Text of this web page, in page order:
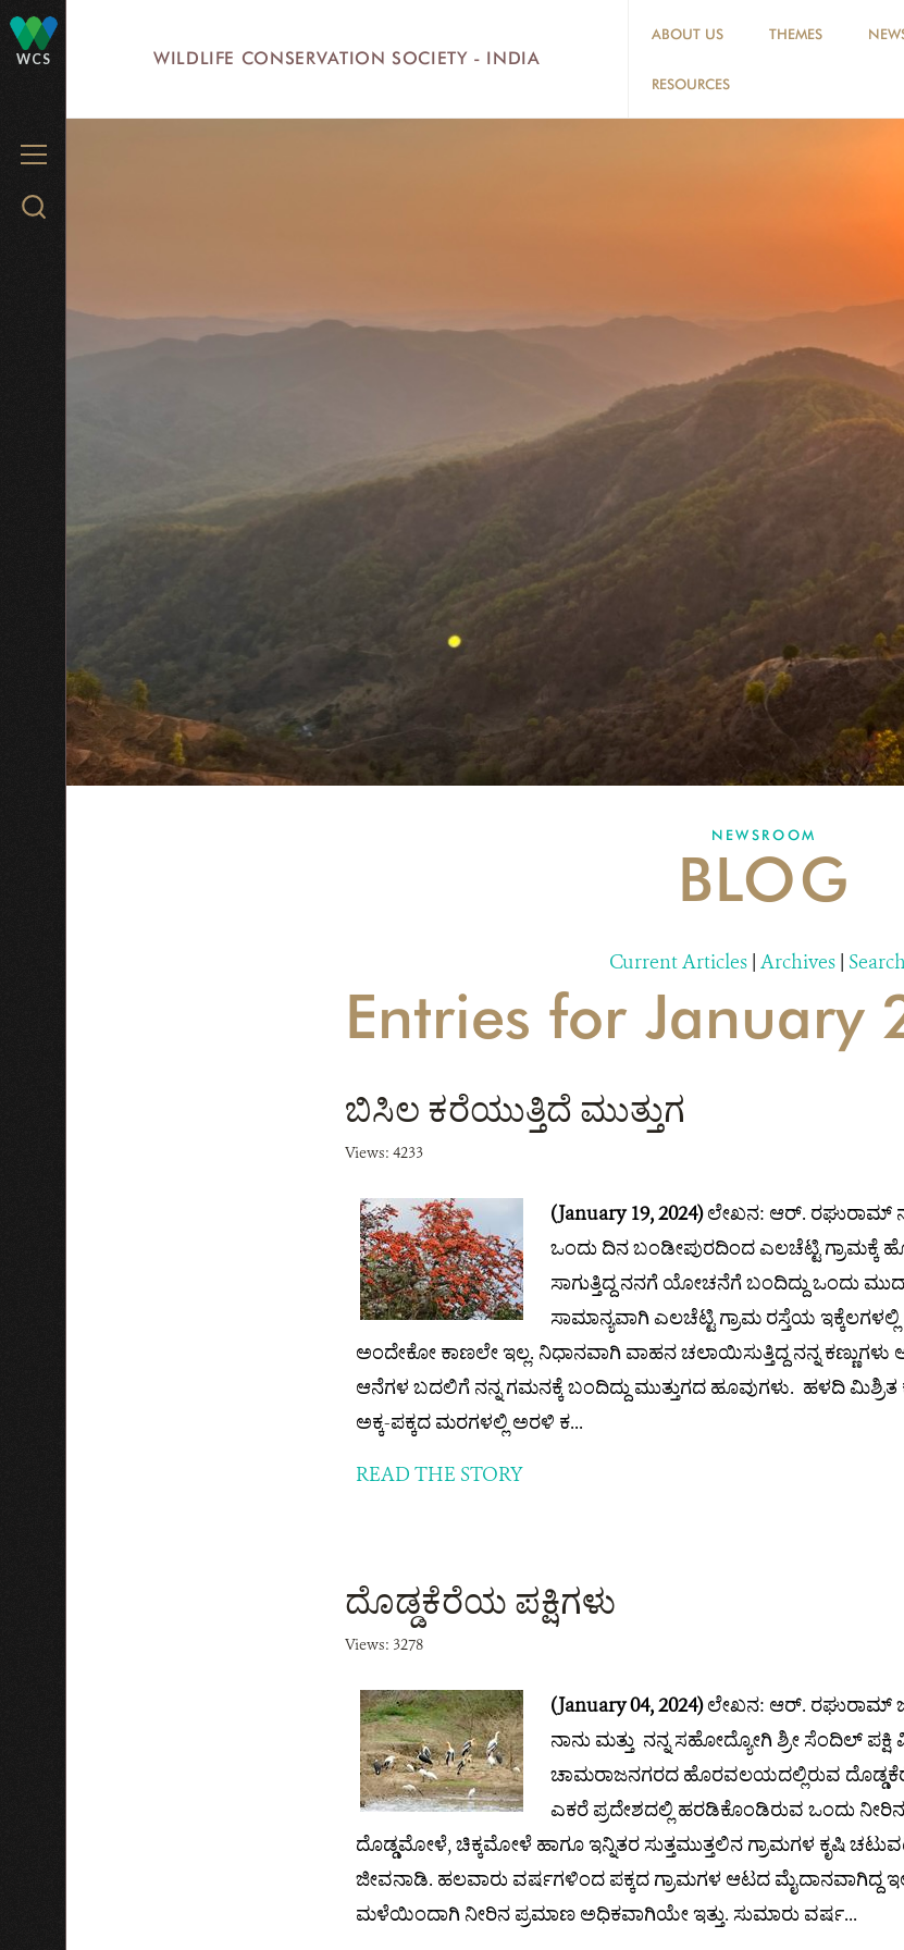
content
WCS
MENU
Search
WILDLIFE CONSERVATION SOCIETY - INDIA
ABOUT US THEMES
RESOURCES
NEWSROOM
BLOG
Current Articles | Archives |
Entries for January
ಬಿಸಿಲ ಕರೆಯುತ್ತಿದೆ ಮುತ್ತುಗ
Views: 4233
(January 19, 2024)ಲೇಖನ: ಆರ್.
ಒಂದು ದಿನ ಬಂಡೀಪುರದಿಂದ ಎಲಚೆಟ್ಟಿ ಗ್ರಾಮಕ್ಕೆ
ಸಾಗುತ್ತಿದ್ದ ನನಗೆ ಯೋಚನೆಗೆ ಬಂದಿದ್ದು ಒಂದು
ಸಾಮಾನ್ಯವಾಗಿ ಎಲಚೆಟ್ಟಿ ಗ್ರಾಮ ರಸ್ತೆಯ ಇಕ್ಕೆಲಗಳಲ್ಲಿ
ಅಂದೇಕೋ ಕಾಣಲೇ ಇಲ್ಲ. ನಿಧಾನವಾಗಿ ವಾಹನ ಚಲಾಯಿಸುತ್ತಿದ್ದ ನನ್ನ ಕಣ್ಣುಗಳು ಆ
ಆನೆಗಳ ಬದಲಿಗೆ ನನ್ನ ಗಮನಕ್ಕೆ ಬಂದಿದ್ದು ಮುತ್ತುಗದ ಹೂವುಗಳು. ಹಳದಿ
ಅಕ್ಕ-ಪಕ್ಕದ ಮರಗಳಲ್ಲಿ ಅರಳಿ ಕ...
READ THE STORY
ದೊಡ್ಡಕೆರೆಯ ಪಕ್ಷಿಗಳು
Views: 3278
(January 04, 2024)ಲೇಖನ: ಆರ್. ರಘುರಾಮ್
ನಾನು ಮತ್ತು ನನ್ನ ಸಹೋದ್ಯೋಗಿ ಶ್ರೀ ಸೆಂದಿಲ್ ಪಕ್ಷಿ
ಚಾಮರಾಜನಗರದ ಹೊರವಲಯದಲ್ಲಿರುವ
ಎಕರೆ ಪ್ರದೇಶದಲ್ಲಿ ಹರಡಿಕೊಂಡಿರುವ ಒಂದು
ದೊಡ್ಡಮೋಳೆ, ಚಿಕ್ಕಮೋಳೆ ಹಾಗೂ ಇನ್ನಿತರ ಸುತ್ತಮುತ್ತಲಿನ ಗ್ರಾಮಗಳ ಕೃಷಿ
ಜೀವನಾಡಿ. ಹಲವಾರು ವರ್ಷಗಳಿಂದ ಪಕ್ಕದ ಗ್ರಾಮಗಳ ಆಟದ ಮೈದಾನವಾಗಿದ್ದ
ಮಳೆಯಿಂದಾಗಿ ನೀರಿನ ಪ್ರಮಾಣ ಅಧಿಕವಾಗಿಯೇ ಇತ್ತು. ಸುಮಾರು ವರ್ಷ...